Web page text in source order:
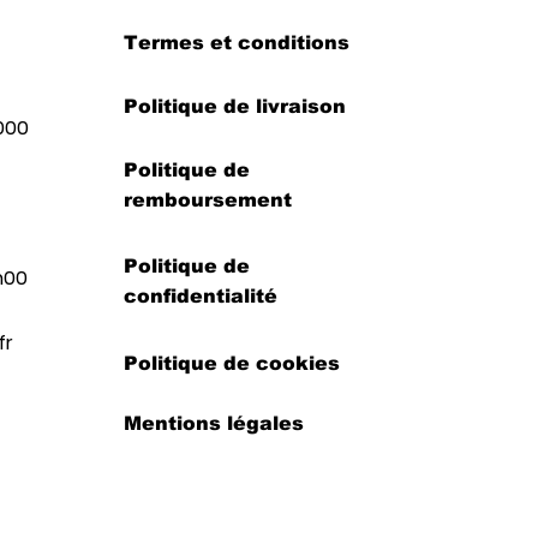
Termes et conditions
Politique de livraison
Politique de
remboursement
Politique de
confidentialité
Politique de cookies
Mentions légales